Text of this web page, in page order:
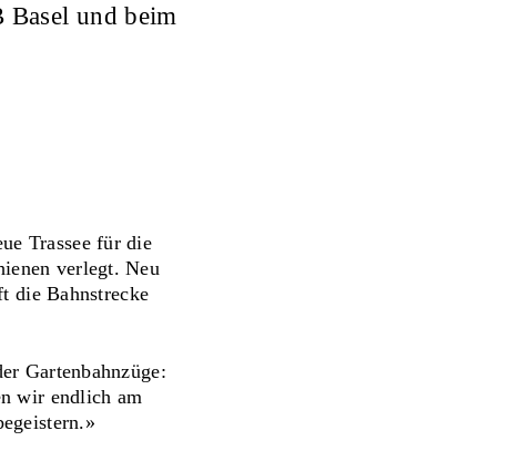
und beim
Trassee für die
verlegt. Neu
die Bahnstrecke
Gartenbahnzüge:
wir endlich am